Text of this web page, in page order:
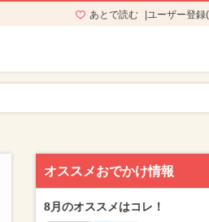
あとで読む ユーザー登録
オススメおでかけ情報
8月のオススメはコレ！